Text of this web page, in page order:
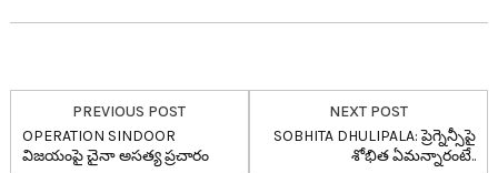
PREVIOUS POST
OPERATION SINDOOR
విజ‌యంపై చైనా అస‌త్య ప్ర‌చారం
NEXT POST
SOBHITA DHULIPALA: ప్రెగ్నెన్సీపై
శోభిత ఏమ‌న్నారంటే..